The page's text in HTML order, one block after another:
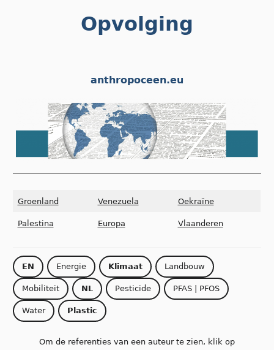
Opvolging
anthropoceen.eu
Groenland Venezuela Oekraïne
Palestina Europa Vlaanderen
EN Energie Klimaat Landbouw
Mobiliteit NL Pesticide PFAS | PFOS
Water Plastic
Om de referenties van een auteur te zien, klik op